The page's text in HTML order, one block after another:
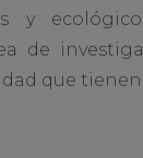
y
de
que